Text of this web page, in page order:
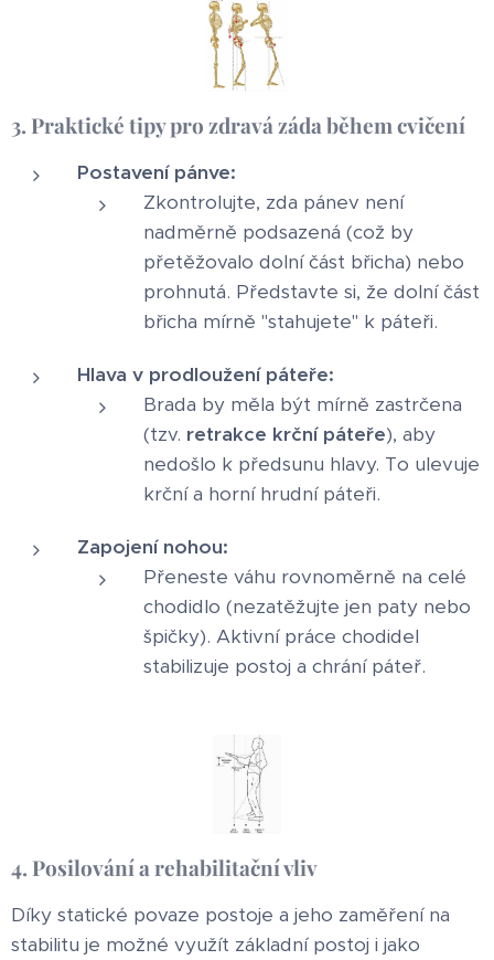
3. Praktické tipy pro zdravá záda během cvičení
Postavení pánve:
Zkontrolujte, zda pánev není
nadměrně podsazená (což by
přetěžovalo dolní část břicha) nebo
prohnutá. Představte si, že dolní část
břicha mírně "stahujete" k páteři.
Hlava v prodloužení páteře:
Brada by měla být mírně zastrčena
(tzv. retrakce krční páteře), aby
nedošlo k předsunu hlavy. To ulevuje
krční a horní hrudní páteři.
Zapojení nohou:
Přeneste váhu rovnoměrně na celé
chodidlo (nezatěžujte jen paty nebo
špičky). Aktivní práce chodidel
stabilizuje postoj a chrání páteř.
4. Posilování a rehabilitační vliv
Díky statické povaze postoje a jeho zaměření na
stabilitu je možné využít základní postoj i jako